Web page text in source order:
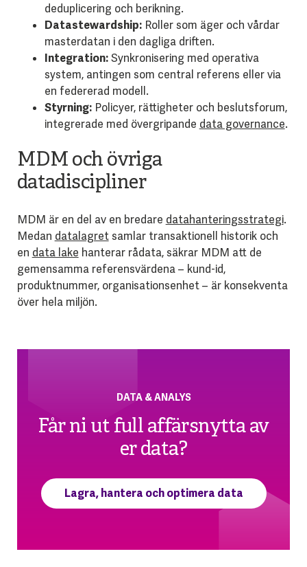
deduplicering och berikning.
Datastewardship:Roller som äger och vårdar
masterdatan i den dagliga driften.
Integration:Synkronisering med operativa
system, antingen som central referens eller via
en federerad modell.
Styrning:Policyer, rättigheter och beslutsforum,
integrerade med övergripande data governance.
MDM och övriga
datadiscipliner
MDM är en del av en bredare datahanteringsstrategi.
Medan datalagretsamlar transaktionell historik och
en data lake hanterar rådata, säkrar MDM att de
gemensamma referensvärdena – kund-id,
produktnummer, organisationsenhet – är konsekventa
över hela miljön.
DATA & ANALYS
Får ni ut full affärsnytta av
er data?
Lagra, hantera och optimera data